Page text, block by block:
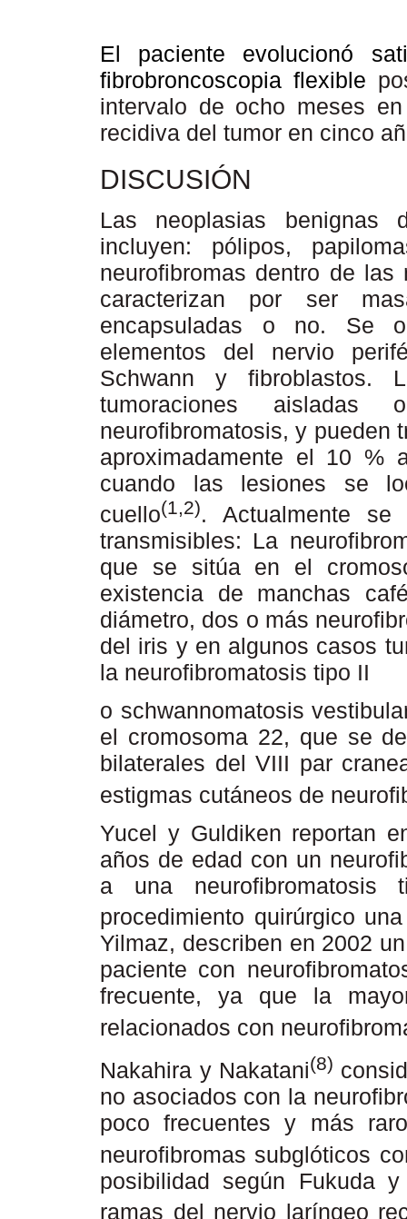
El paciente evolucionó
fibrobroncoscopia flexible
intervalo de ocho meses
recidiva del tumor en cinco
DISCUSIÓN
Las neoplasias
incluyen: pólipos,
neurofibromas dentro de
caracterizan por ser
encapsuladas o no. Se
elementos del nervio
Schwann y fibroblastos.
tumoraciones
neurofibromatosis, y pueden
aproximadamente el 10
cuando las lesiones se
cuello(1,2). Actualmente se
transmisibles: La
que se sitúa en el
existencia de manchas
diámetro, dos o más
del iris y en algunos casos
la neurofibromatosis tipo II
o schwannomatosis
el cromosoma 22, que se
bilaterales del VIII par
estigmas cutáneos de
Yucel y Guldiken reportan
años de edad con un
a una
procedimiento quirúrgico
Yilmaz, describen en 2002
paciente con
frecuente, ya que la
relacionados con
Nakahira y Nakatani(8)
no asociados con la
poco frecuentes y más
neurofibromas subglóticos
posibilidad según Fukuda
ramas del nervio laríngeo